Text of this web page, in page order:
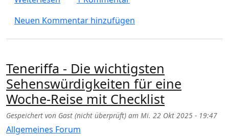
Neuen Kommentar hinzufügen
Teneriffa - Die wichtigsten
Sehenswürdigkeiten für eine
Woche-Reise mit Checklist
Gespeichert von Gast (nicht überprüft) am Mi. 22 Okt 2025 - 19:47
Allgemeines Forum